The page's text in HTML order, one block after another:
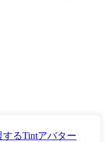
るTintアバター